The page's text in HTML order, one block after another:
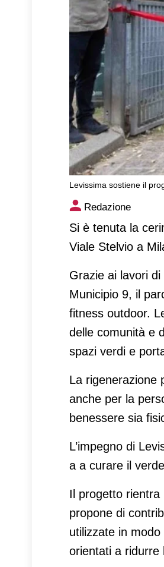
Levissima sostiene il
Levissima
Milano del
Redazione
Si è tenuta la
Viale Stelvio a
Grazie ai lavori
Municipio 9, il
fitness outdoor.
delle comunità e
spazi verdi e
La rigenerazione
anche per la
benessere sia
L’impegno di
a a curare il
Il progetto rientra
propone di
utilizzate in
orientati a ridurre